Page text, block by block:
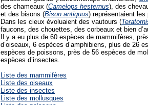
des chameaux (Camelops hesternus), des
et des bisons (Bison antiquus) représentaient
Dans les cieux évoluaient des vautours (
faucons, des chouettes, des corbeaux et bien
Il y a eu plus de 60 espèces de mammifères,
d’oiseaux, 6 espèces d’amphibiens, plus de 26
espèces de poissons, près de 56 espèces de
espèces d’insectes.
Liste des mammifères
Liste des oiseaux
Liste des insectes
Liste des mollusques